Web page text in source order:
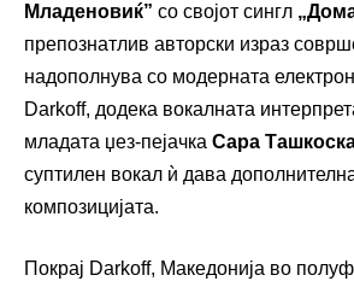
Младеновиќ” со својот сингл
препознатлив авторски израз
надополнува со модерната
Darkoff, додека вокалната
младата џез-пејачка Сара
суптилен вокал ѝ дава
композицијата.
Покрај Darkoff, Македонија во